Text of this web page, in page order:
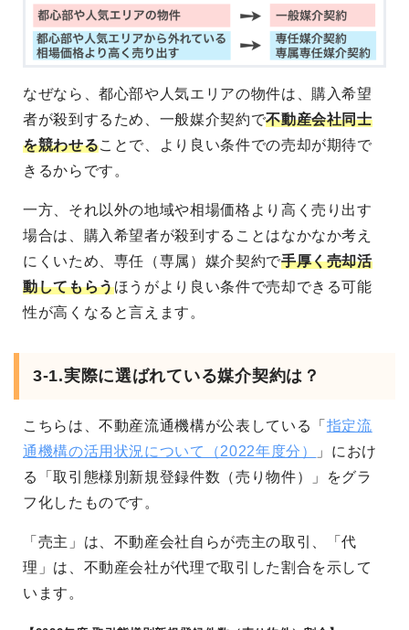
なぜなら、都心部や人気エリアの物件は、購入希望
者が殺到するため、一般媒介契約で不動産会社同士
を競わせることで、より良い条件での売却が期待で
きるからです。
一方、それ以外の地域や相場価格より高く売り出す
場合は、購入希望者が殺到することはなかなか考え
にくいため、専任（専属）媒介契約で手厚く売却活
動してもらうほうがより良い条件で売却できる可能
性が高くなると言えます。
3-1.実際に選ばれている媒介契約は？
こちらは、不動産流通機構が公表している「 指定流
通機構の活用状況について（2022年度分）
」におけ
る「取引態様別新規登録件数（売り物件）」をグラ
フ化したものです。
「売主」は、不動産会社自らが売主の取引、「代
理」は、不動産会社が代理で取引した割合を示して
います。